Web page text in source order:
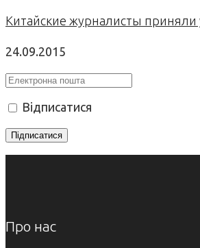
Китайские журналисты приняли
24.09.2015
Відписатися
Про нас